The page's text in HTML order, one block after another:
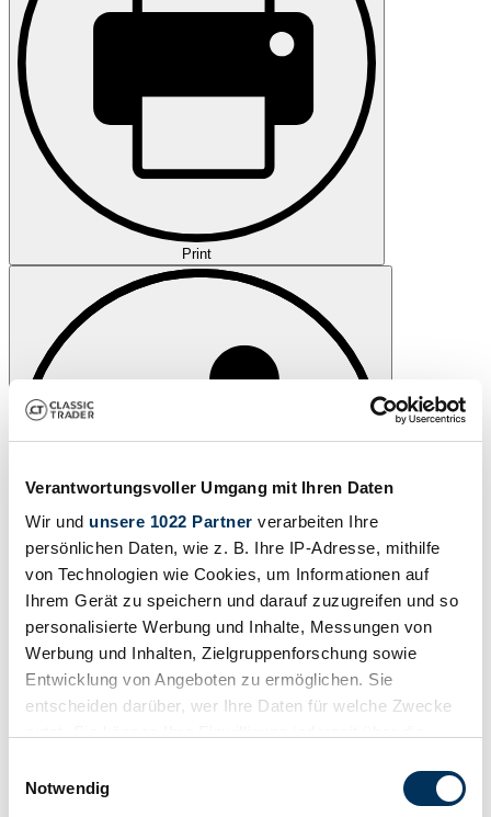
Verantwortungsvoller Umgang mit Ihren Daten
Wir und unsere 1022 Partner verarbeiten Ihre
persönlichen Daten, wie z. B. Ihre IP-Adresse, mithilfe
von Technologien wie Cookies, um Informationen auf
Ihrem Gerät zu speichern und darauf zuzugreifen und so
personalisierte Werbung und Inhalte, Messungen von
Werbung und Inhalten, Zielgruppenforschung sowie
Entwicklung von Angeboten zu ermöglichen. Sie
entscheiden darüber, wer Ihre Daten für welche Zwecke
Trigger Symbol ändern oder widerrufen
Notwendig
Print
Share
Message
Call
1964 | Piaggio Vespa 125
Call Message